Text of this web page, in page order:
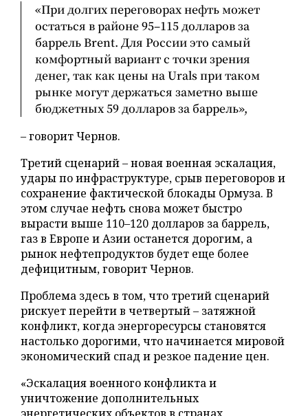
«При долгих переговорах нефть может
остаться в районе 95–115 долларов за
баррель Brent. Для России это самый
комфортный вариант с точки зрения
денег, так как цены на Urals при таком
рынке могут держаться заметно выше
бюджетных 59 долларов за баррель»,
– говорит Чернов.
Третий сценарий – новая военная эскалация,
удары по инфраструктуре, срыв переговоров и
сохранение фактической блокады Ормуза. В
этом случае нефть снова может быстро
вырасти выше 110–120 долларов за баррель,
газ в Европе и Азии останется дорогим, а
рынок нефтепродуктов будет еще более
дефицитным, говорит Чернов.
Проблема здесь в том, что третий сценарий
рискует перейти в четвертый – затяжной
конфликт, когда энергоресурсы становятся
настолько дорогими, что начинается мировой
экономический спад и резкое падение цен.
«Эскалация военного конфликта и
уничтожение дополнительных